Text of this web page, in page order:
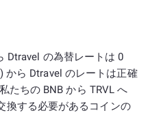
Dtravel の為替レートは 0
から Dtravel のレートは正確
たちの BNB から TRVL へ
換する必要があるコインの